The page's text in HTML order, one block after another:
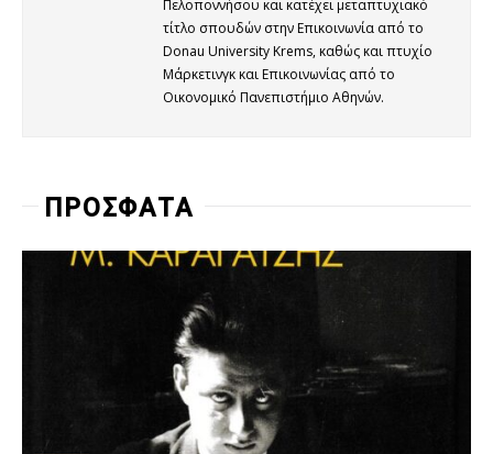
Πελοποννήσου και κατέχει μεταπτυχιακό
τίτλο σπουδών στην Επικοινωνία από το
Donau University Krems, καθώς και πτυχίο
Μάρκετινγκ και Επικοινωνίας από το
Οικονομικό Πανεπιστήμιο Αθηνών.
ΠΡΟΣΦΑΤΑ